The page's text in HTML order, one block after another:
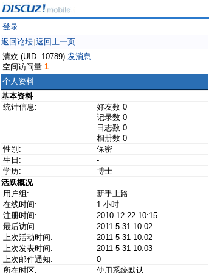
登录
返回论坛 返回上一页
清欢 (UID: 10789) 发消息
空间访问量 1
个人资料
基本资料
统计信息:
好友数 0
记录数 0
日志数 0
相册数 0
性别:
保密
生日:
-
学历:
博士
活跃概况
用户组:
新手上路
在线时间:
1 小时
注册时间:
2010-12-22 10:15
最后访问:
2011-5-31 10:02
上次活动时间:
2011-5-31 10:02
上次发表时间:
2011-5-31 10:03
上次邮件通知:
0
所在时区:
使用系统默认